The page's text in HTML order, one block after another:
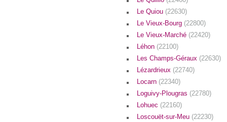
Le Quiou (22630)
Le Vieux-Bourg (22800)
Le Vieux-Marché (22420)
Léhon (22100)
Les Champs-Géraux (22630)
Lézardrieux (22740)
Locarn (22340)
Loguivy-Plougras (22780)
Lohuec (22160)
Loscouët-sur-Meu (22230)